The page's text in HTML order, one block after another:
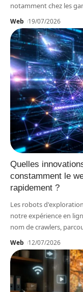
notamment chez les
Web 19/07/2026
Quelles
constamment le
rapidement ?
Les robots
notre expérience en
nom de crawlers,
Web 12/07/2026